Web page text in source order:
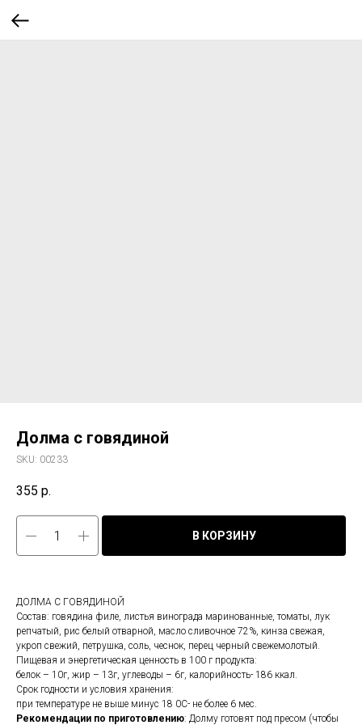
Долма с говядиной
SKU: 00233
355 р.
В КОРЗИНУ
ДОЛМА С ГОВЯДИНОЙ
Состав: говядина филе, листья винограда маринованные, томаты, лук
репчатый, рис белый отварной, масло сливочное 72%, кинза свежая,
укроп свежий, петрушка, соль, чеснок, перец черный свежемолотый.
Пищевая и энергетическая ценность в 100 г продукта:
белок – 10г, жир – 13г, углеводы – 6г, калорийность- 186 ккал.
Срок годности и условия хранения:
при температуре не выше минус 18 0С- не более 6 мес.
Рекомендации по приготовлению: Долму готовят под пресом (чтобы